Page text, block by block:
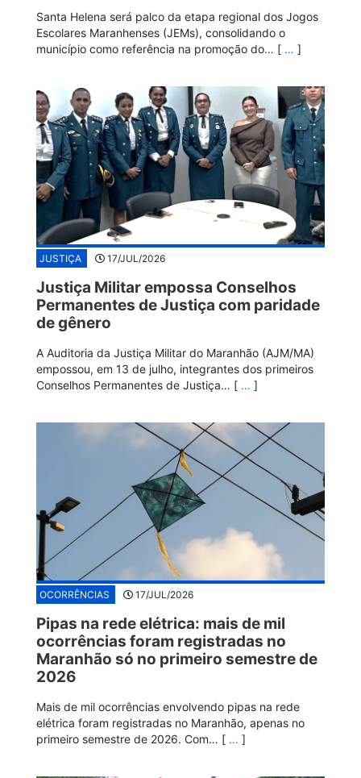
Santa Helena será palco da etapa regional dos Jogos
Escolares Maranhenses (JEMs), consolidando o
município como referência na promoção do… [ … ]
JUSTIÇA 17/JUL/2026
Justiça Militar empossa Conselhos
Permanentes de Justiça com paridade
de gênero
A Auditoria da Justiça Militar do Maranhão (AJM/MA)
empossou, em 13 de julho, integrantes dos primeiros
Conselhos Permanentes de Justiça… [ … ]
OCORRÊNCIAS 17/JUL/2026
Pipas na rede elétrica: mais de mil
ocorrências foram registradas no
Maranhão só no primeiro semestre de
2026
Mais de mil ocorrências envolvendo pipas na rede
elétrica foram registradas no Maranhão, apenas no
primeiro semestre de 2026. Com… [ … ]